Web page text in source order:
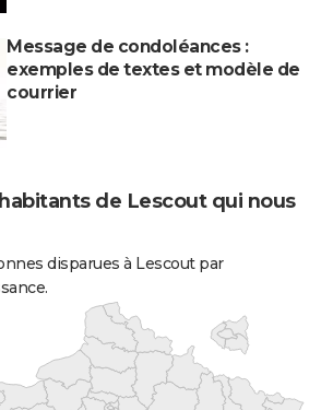
Message de condoléances :
exemples de textes et modèle de
courrier
de Lescout qui nous
disparues à Lescout par